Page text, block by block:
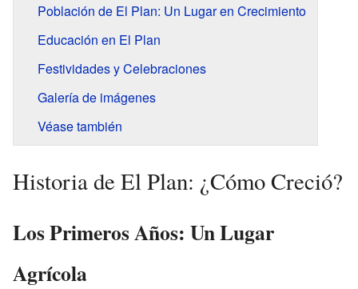
Población de El Plan: Un Lugar en Crecimiento
Educación en El Plan
Festividades y Celebraciones
Galería de imágenes
Véase también
Historia de El Plan: ¿Cómo Creció?
Los Primeros Años: Un Lugar
Agrícola